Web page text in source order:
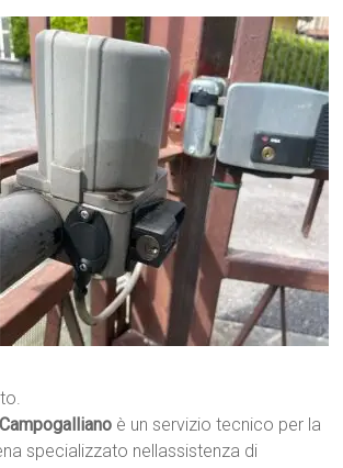
è un servizio tecnico per la
specializzato nellassistenza di